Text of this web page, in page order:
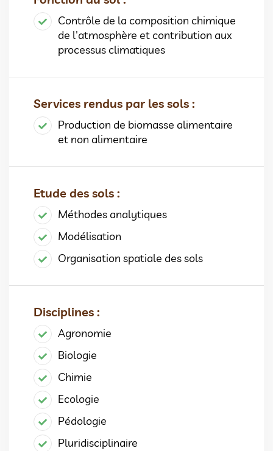
Contrôle de la composition chimique
de l'atmosphère et contribution aux
processus climatiques
Services rendus par les sols :
Production de biomasse alimentaire
et non alimentaire
Etude des sols :
Méthodes analytiques
Modélisation
Organisation spatiale des sols
Disciplines :
Agronomie
Biologie
Chimie
Ecologie
Pédologie
Pluridisciplinaire